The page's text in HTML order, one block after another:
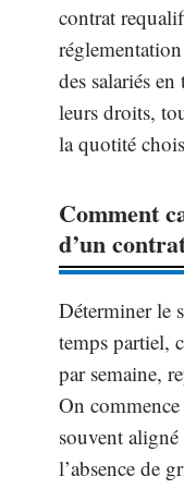
contrat
des salariés
leurs droits,
la quotité
Comment
d’un
Déterminer le
temps partiel,
par semaine,
On
souvent
l’absence de